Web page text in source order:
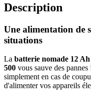
Description
Une alimentation de
situations
La batterie nomade 12
500 vous sauve des
simplement en cas de
d'alimenter vos appareils